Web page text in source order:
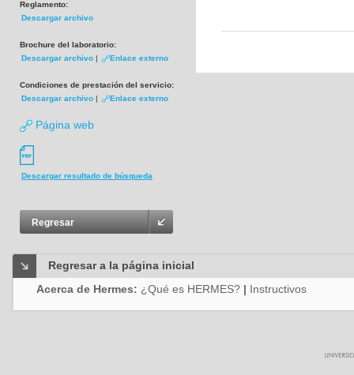
Reglamento:
Descargar archivo
Brochure del laboratorio:
Descargar archivo | Enlace externo
Condiciones de prestación del servicio:
Descargar archivo | Enlace externo
Página web
Descargar resultado de búsqueda
Regresar
Regresar a la página inicial
Acerca de Hermes: ¿Qué es HERMES? | Instructivos